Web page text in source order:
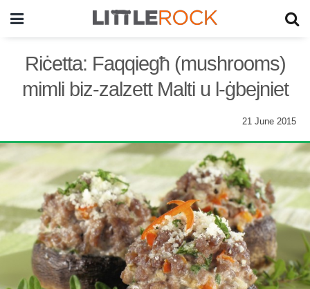
Riċetta: Faqqiegħ (mushrooms)
mimli biz-zalzett Malti u l-ġbejniet
21 June 2015